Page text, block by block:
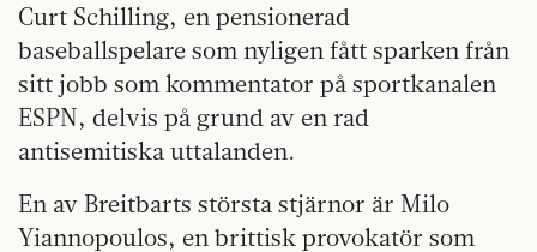
Curt Schilling, en pensionerad
baseballspelare som nyligen fått sparken från
sitt jobb som kommentator på sportkanalen
ESPN, delvis på grund av en rad
antisemitiska uttalanden.
En av Breitbarts största stjärnor är Milo
Yiannopoulos, en brittisk provokatör som